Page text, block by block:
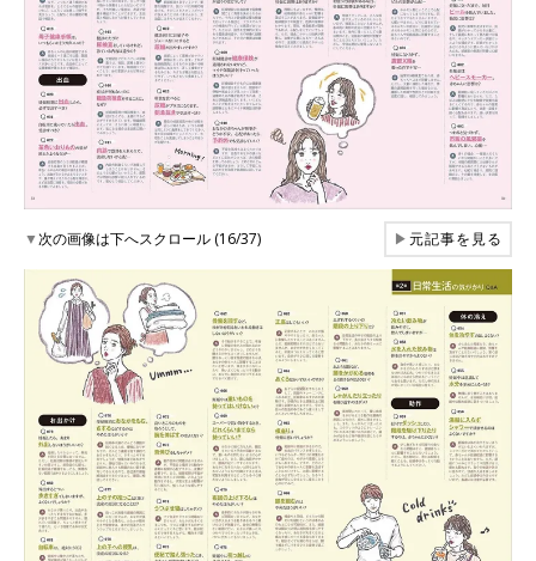
▼次の画像は下へスクロール (16/37) ▶元記事を見る